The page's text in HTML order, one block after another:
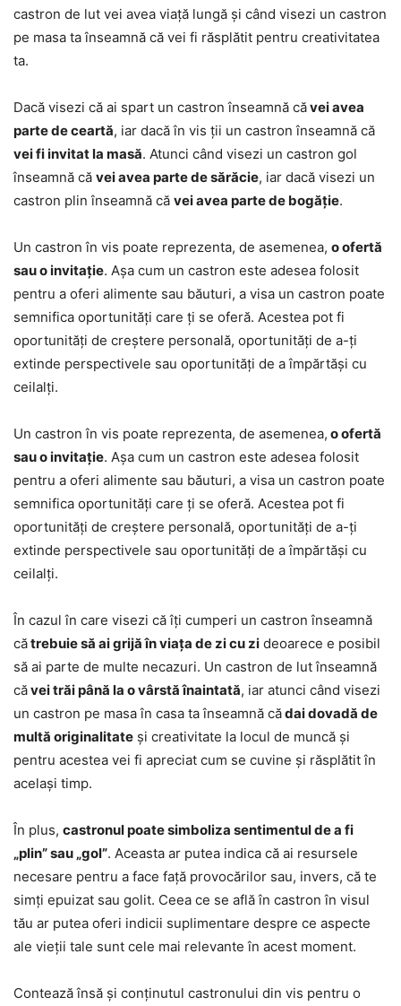
castron de lut vei avea viață lungă și când visezi un castron
pe masa ta înseamnă că vei fi răsplătit pentru creativitatea
ta.
Dacă visezi că ai spart un castron înseamnă căvei avea
parte de ceartă, iar dacă în vis ții un castron înseamnă că
vei fi invitat la masă. Atunci când visezi un castron gol
înseamnă că vei avea parte de sărăcie, iar dacă visezi un
castron plin înseamnă că vei avea parte de bogăție.
Un castron în vis poate reprezenta, de asemenea, o ofertă
sau o invitație. Așa cum un castron este adesea folosit
pentru a oferi alimente sau băuturi, a visa un castron poate
semnifica oportunități care ți se oferă. Acestea pot fi
oportunități de creștere personală, oportunități de a-ți
extinde perspectivele sau oportunități de a împărtăși cu
ceilalți.
Un castron în vis poate reprezenta, de asemenea, o ofertă
sau o invitație. Așa cum un castron este adesea folosit
pentru a oferi alimente sau băuturi, a visa un castron poate
semnifica oportunități care ți se oferă. Acestea pot fi
oportunități de creștere personală, oportunități de a-ți
extinde perspectivele sau oportunități de a împărtăși cu
ceilalți.
În cazul în care visezi că îți cumperi un castron înseamnă
cătrebuie să ai grijă în viața de zi cu zi deoarece e posibil
să ai parte de multe necazuri. Un castron de lut înseamnă
căvei trăi până la o vârstă înaintată, iar atunci când visezi
un castron pe masa în casa ta înseamnă cădai dovadă de
multă originalitate și creativitate la locul de muncă și
pentru acestea vei fi apreciat cum se cuvine și răsplătit în
același timp.
În plus, castronul poate simboliza sentimentul de a fi
„plin” sau „gol”. Aceasta ar putea indica că ai resursele
necesare pentru a face față provocărilor sau, invers, că te
simți epuizat sau golit. Ceea ce se află în castron în visul
tău ar putea oferi indicii suplimentare despre ce aspecte
ale vieții tale sunt cele mai relevante în acest moment.
Contează însă și conținutul castronului din vis pentru o